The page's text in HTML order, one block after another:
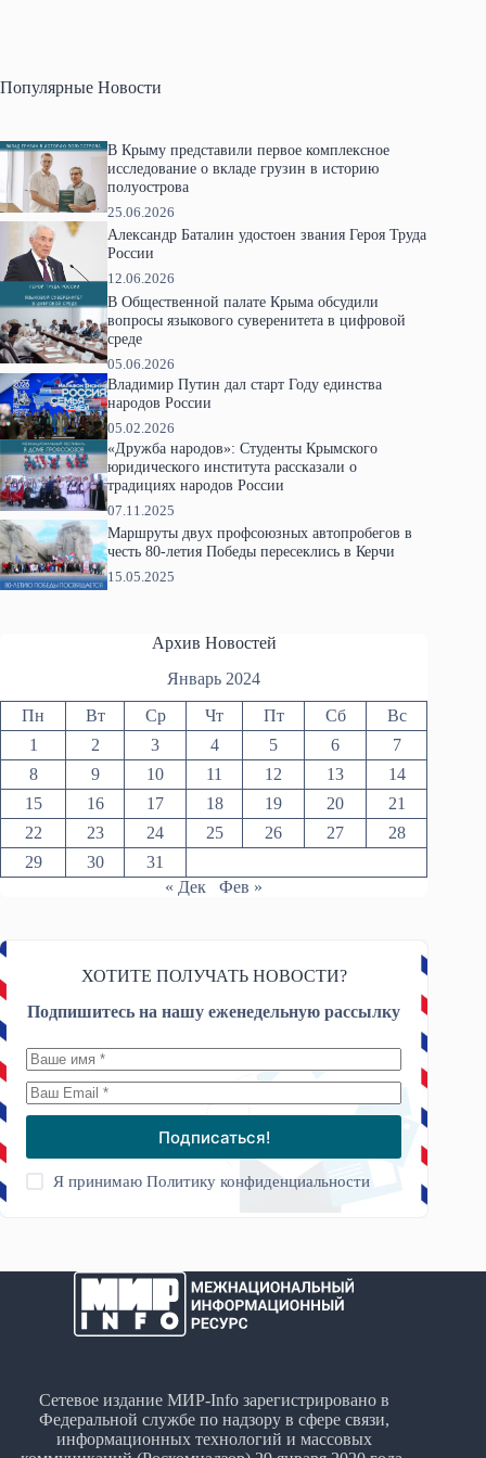
Популярные Новости
В Крыму представили первое комплексное
исследование о вкладе грузин в историю
полуострова
25.06.2026
Александр Баталин удостоен звания Героя Труда
России
12.06.2026
В Общественной палате Крыма обсудили
вопросы языкового суверенитета в цифровой
среде
05.06.2026
Владимир Путин дал старт Году единства
народов России
05.02.2026
«Дружба народов»: Студенты Крымского
юридического института рассказали о
традициях народов России
07.11.2025
Маршруты двух профсоюзных автопробегов в
честь 80-летия Победы пересеклись в Керчи
15.05.2025
Архив Новостей
Январь 2024
Пн Вт Ср Чт Пт Сб
Вс
1
2 3 4 5 6
7
8
9 10 11 12 13
14
15
16 17 18 19 20
21
22
23 24 25 26 27
28
29
30
31
« Дек
Фев »
ХОТИТЕ ПОЛУЧАТЬ НОВОСТИ?
Подпишитесь на нашу еженедельную рассылку
Подписаться!
Я принимаюПолитику конфиденциальности
Сетевое издание МИР-Info зарегистрировано в
Федеральной службе по надзору в сфере связи,
информационных технологий и массовых